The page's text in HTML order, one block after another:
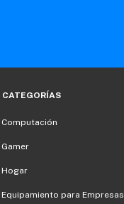
CATEGORÍAS
Computación
Gamer
Hogar
Equipamiento para Empresas